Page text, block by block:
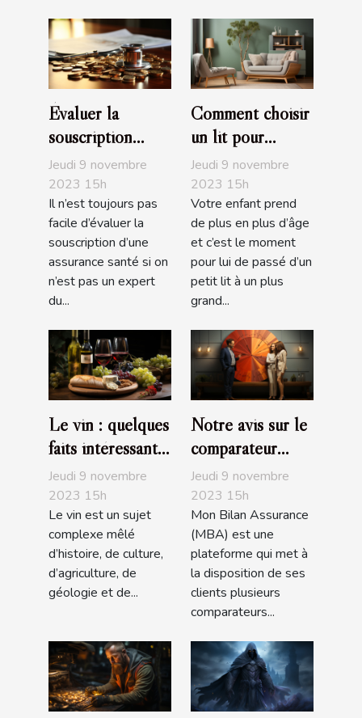
Évaluer la
souscription
d’une assurance
santé : comment
s’y prendre ?
Jeudi 9 novembre
2023 15h
Il n’est toujours pas
facile d’évaluer la
souscription d’une
assurance santé si on
n’est pas un expert
du...
Comment choisir
un lit pour
enfant ?
Jeudi 9 novembre
2023 15h
Votre enfant prend
de plus en plus d’âge
et c’est le moment
pour lui de passé d’un
petit lit à un plus
grand...
Le vin : quelques
faits intéressants
à savoir
Jeudi 9 novembre
2023 15h
Le vin est un sujet
complexe mêlé
d’histoire, de culture,
d’agriculture, de
géologie et de...
Notre avis sur le
comparateur
d’assurance de
prêt de MBA
Jeudi 9 novembre
2023 15h
Mon Bilan Assurance
(MBA) est une
plateforme qui met à
la disposition de ses
clients plusieurs
comparateurs...